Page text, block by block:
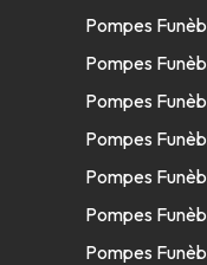
Pompes
46 Rue Du
Consulter
Pompes
Pompes
Pompes
Pompes
Pompes
Pompes
Pompes